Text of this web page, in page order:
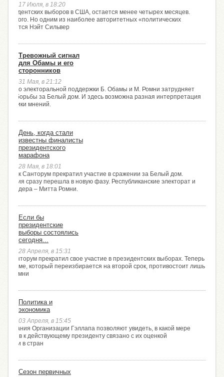
17 Июля, в 18:20
выборов в США, остается менее четырех месяцев.
много. Но одним из наиболее авторитетных «политических
остается Нэйт Сильвер
Тревожный сигнал
для Обамы и его
сторонников
31 Мая, в 21:12
электоральной поддержки Б. Обамы и М. Ромни затрудняет
их борьбы за Белый дом. И здесь возможна разная интерпретация
мнений.
День, когда стали
известны финалисты
президентского
марафона
28 Мая, в 18:01
Рик Санторум прекратил участие в сражении за Белый дом.
сразу перешла в новую фазу. Республиканские электорат и
лидера – Митта Ромни.
Если бы
президентские
выборы состоялись
сегодня...
28 Апреля, в 15:31
Санторум прекратил свое участие в президентских выборах. Теперь
Обаме, который переизбирается на второй срок, противостоит лишь
Ромни
Политика и
экономика
03 Апреля, в 15:45
Организации Гэллапа позволяют увидеть, в какой мере
к действующему президенту связано с их оценкой
в стран
Сезон первичных